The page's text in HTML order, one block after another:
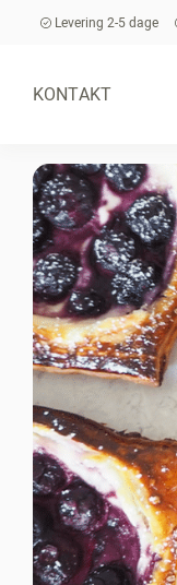
Levering 2-5 dage
KONTAKT